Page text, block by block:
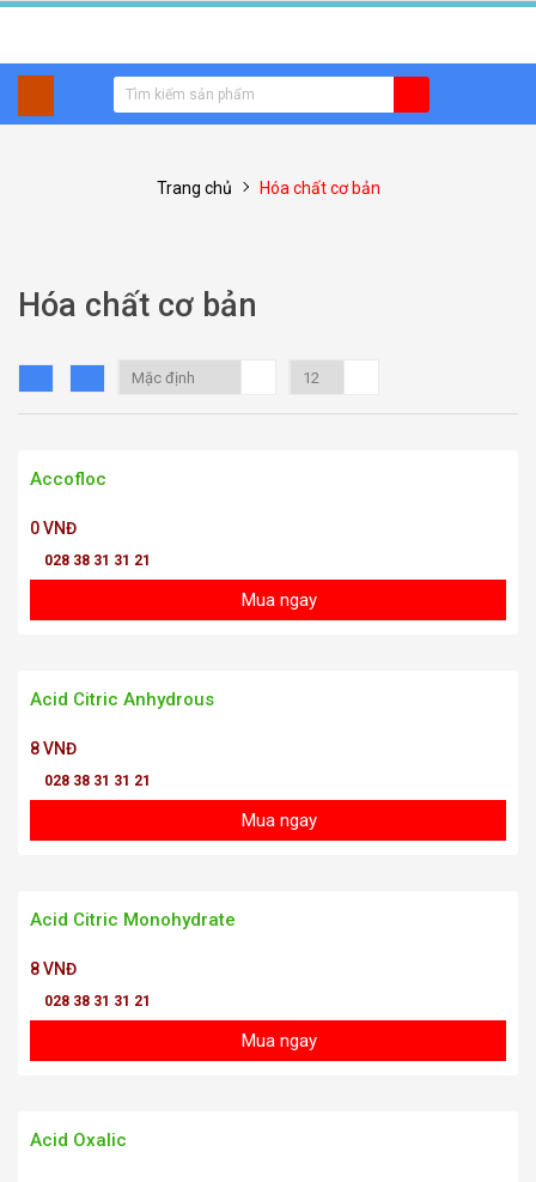
Trang chủ Hóa chất cơ bản
Hóa chất cơ bản
Accofloc
0 VNĐ
028 38 31 31 21
Mua ngay
Acid Citric Anhydrous
8 VNĐ
028 38 31 31 21
Mua ngay
Acid Citric Monohydrate
8 VNĐ
028 38 31 31 21
Mua ngay
Acid Oxalic